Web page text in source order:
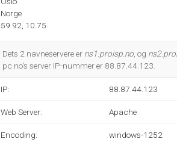
Norge
59.92, 10.75
Dets 2 navneservere er ns1.proisp.no , og
pc.no's server IP-nummer er 88.87.44.123.
IP: 88.87.44.123
Web Server: Apache
Encoding: windows-1252